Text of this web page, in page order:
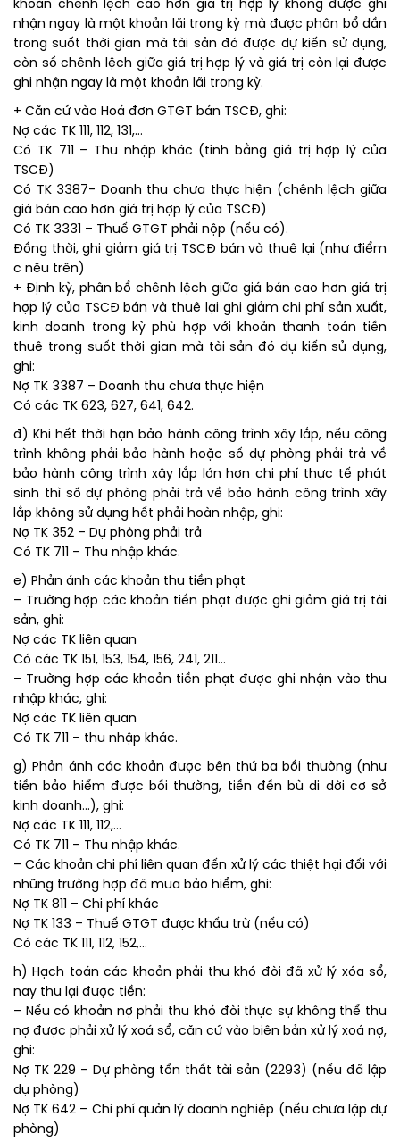
khoản chênh lệch cao hơn giá trị hợp lý không được ghi
nhận ngay là một khoản lãi trong kỳ mà được phân bổ dần
trong suốt thời gian mà tài sản đó được dự kiến sử dụng,
còn số chênh lệch giữa giá trị hợp lý và giá trị còn lại được
ghi nhận ngay là một khoản lãi trong kỳ.
+ Căn cứ vào Hoá đơn GTGT bán TSCĐ, ghi:
Nợ các TK 111, 112, 131,…
Có TK 711 – Thu nhập khác (tính bằng giá trị hợp lý của
TSCĐ)
Có TK 3387- Doanh thu chưa thực hiện (chênh lệch giữa
giá bán cao hơn giá trị hợp lý của TSCĐ)
Có TK 3331 – Thuế GTGT phải nộp (nếu có).
Đồng thời, ghi giảm giá trị TSCĐ bán và thuê lại (như điểm
c nêu trên)
+ Định kỳ, phân bổ chênh lệch giữa giá bán cao hơn giá trị
hợp lý của TSCĐ bán và thuê lại ghi giảm chi phí sản xuất,
kinh doanh trong kỳ phù hợp với khoản thanh toán tiền
thuê trong suốt thời gian mà tài sản đó dự kiến sử dụng,
ghi:
Nợ TK 3387 – Doanh thu chưa thực hiện
Có các TK 623, 627, 641, 642.
đ) Khi hết thời hạn bảo hành công trình xây lắp, nếu công
trình không phải bảo hành hoặc số dự phòng phải trả về
bảo hành công trình xây lắp lớn hơn chi phí thực tế phát
sinh thì số dự phòng phải trả về bảo hành công trình xây
lắp không sử dụng hết phải hoàn nhập, ghi:
Nợ TK 352 – Dự phòng phải trả
Có TK 711 – Thu nhập khác.
e) Phản ánh các khoản thu tiền phạt
– Trường hợp các khoản tiền phạt được ghi giảm giá trị tài
sản, ghi:
Nợ các TK liên quan
Có các TK 151, 153, 154, 156, 241, 211…
– Trường hợp các khoản tiền phạt được ghi nhận vào thu
nhập khác, ghi:
Nợ các TK liên quan
Có TK 711 – thu nhập khác.
g) Phản ánh các khoản được bên thứ ba bồi thường (như
tiền bảo hiểm được bồi thường, tiền đền bù di dời cơ sở
kinh doanh…), ghi:
Nợ các TK 111, 112,…
Có TK 711 – Thu nhập khác.
– Các khoản chi phí liên quan đến xử lý các thiệt hại đối với
những trường hợp đã mua bảo hiểm, ghi:
Nợ TK 811 – Chi phí khác
Nợ TK 133 – Thuế GTGT được khấu trừ (nếu có)
Có các TK 111, 112, 152,…
h) Hạch toán các khoản phải thu khó đòi đã xử lý xóa sổ,
nay thu lại được tiền:
– Nếu có khoản nợ phải thu khó đòi thực sự không thể thu
nợ được phải xử lý xoá sổ, căn cứ vào biên bản xử lý xoá nợ,
ghi:
Nợ TK 229 – Dự phòng tổn thất tài sản (2293) (nếu đã lập
dự phòng)
Nợ TK 642 – Chi phí quản lý doanh nghiệp (nếu chưa lập dự
phòng)